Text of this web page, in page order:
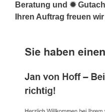
Beratung und ✹
Ihren Auftrag freuen